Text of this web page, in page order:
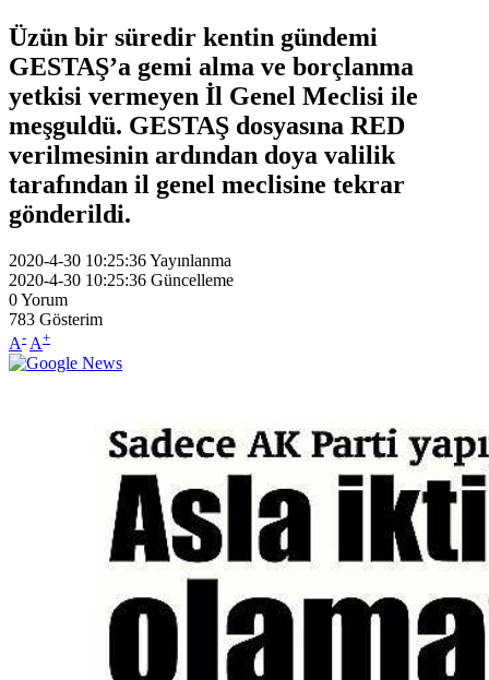
Üzün bir süredir kentin gündemi
GESTAŞ’a gemi alma ve borçlanma
yetkisi vermeyen İl Genel Meclisi ile
meşguldü. GESTAŞ dosyasına RED
verilmesinin ardından doya valilik
tarafından il genel meclisine tekrar
gönderildi.
2020-4-30 10:25:36Yayınlanma
2020-4-30 10:25:36 Güncelleme
0Yorum
783 Gösterim
A- A+